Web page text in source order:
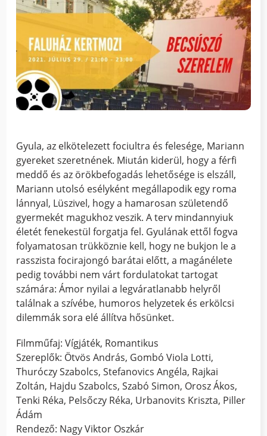
Gyula, az elkötelezett fociultra és felesége, Mariann
gyereket szeretnének. Miután kiderül, hogy a férfi
meddő és az örökbefogadás lehetősége is elszáll,
Mariann utolsó esélyként megállapodik egy roma
lánnyal, Lüszivel, hogy a hamarosan születendő
gyermekét magukhoz veszik. A terv mindannyiuk
életét fenekestül forgatja fel. Gyulának ettől fogva
folyamatosan trükköznie kell, hogy ne bukjon le a
rasszista focirajongó barátai előtt, a magánélete
pedig további nem várt fordulatokat tartogat
számára: Ámor nyilai a legváratlanabb helyről
találnak a szívébe, humoros helyzetek és erkölcsi
dilemmák sora elé állítva hősünket.
Filmműfaj: Vígjáték, Romantikus
Szereplők: Ötvös András, Gombó Viola Lotti,
Thuróczy Szabolcs, Stefanovics Angéla, Rajkai
Zoltán, Hajdu Szabolcs, Szabó Simon, Orosz Ákos,
Tenki Réka, Pelsőczy Réka, Urbanovits Kriszta, Piller
Ádám
Rendező: Nagy Viktor Oszkár